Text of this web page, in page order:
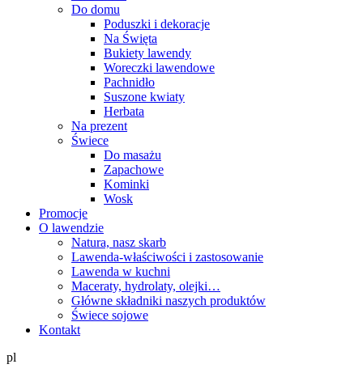
Do domu
Poduszki i dekoracje
Na Święta
Bukiety lawendy
Woreczki lawendowe
Pachnidło
Suszone kwiaty
Herbata
Na prezent
Świece
Do masażu
Zapachowe
Kominki
Wosk
Promocje
O lawendzie
Natura, nasz skarb
Lawenda-właściwości i zastosowanie
Lawenda w kuchni
Maceraty, hydrolaty, olejki…
Główne składniki naszych produktów
Świece sojowe
Kontakt
pl